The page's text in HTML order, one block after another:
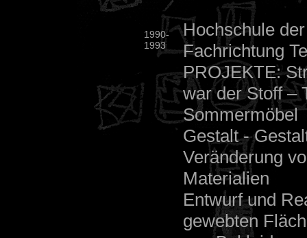
1990-
1993
Hochschule
Fachrichtung
PROJEKTE:
war der Stoff –
Sommermöbel
Gestalt -
Veränderung
Materialien
Entwurf und
gewebten